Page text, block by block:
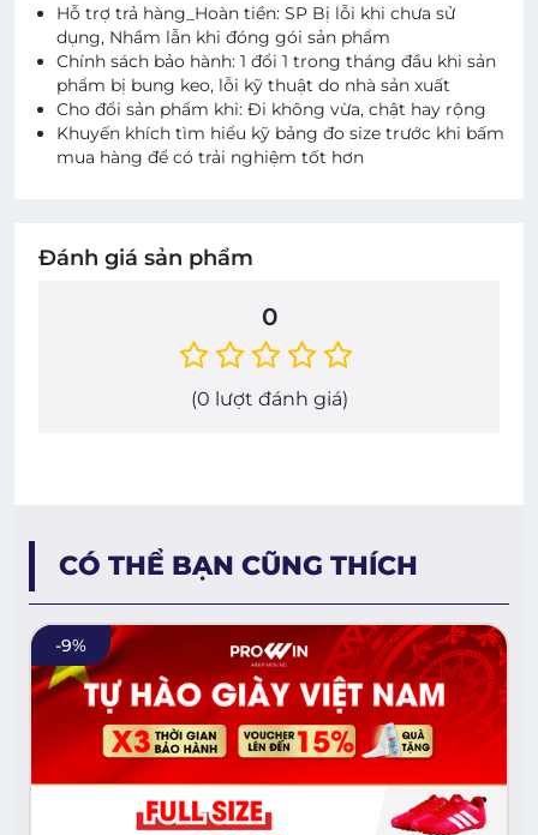
Hỗ trợ trả hàng_Hoàn tiền: SP Bị lỗi khi chưa sử
dụng, Nhầm lẫn khi đóng gói sản phẩm
Chính sách bảo hành: 1 đổi 1 trong tháng đầu khi sản
phẩm bị bung keo, lỗi kỹ thuật do nhà sản xuất
Cho đổi sản phẩm khi: Đi không vừa, chật hay rộng
Khuyến khích tìm hiểu kỹ bảng đo size trước khi bấm
mua hàng để có trải nghiệm tốt hơn
Đánh giá sản phẩm
0
(0 lượt đánh giá)
CÓ THỂ BẠN CŨNG THÍCH
-9%